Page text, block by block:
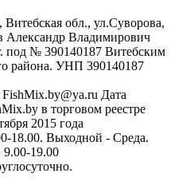
Витебская обл., ул.Суворова,
Александр Владимирович
под № 390140187 Витебским
района. УНП 390140187
Дата
в торговом реестре
2015 года
18.00. Выходной - Среда.
19.00